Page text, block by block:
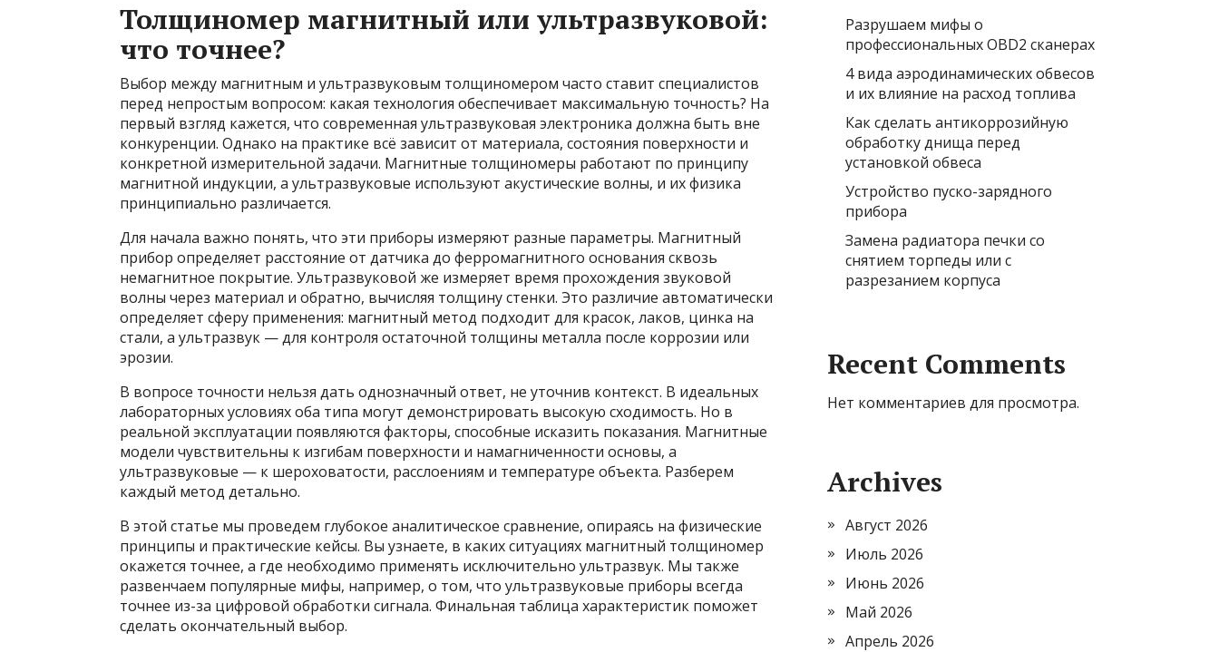
Толщиномер магнитный или ультразвуковой:
что точнее?
Выбор между магнитным и ультразвуковым толщиномером часто ставит специалистов
перед непростым вопросом: какая технология обеспечивает максимальную точность? На
первый взгляд кажется, что современная ультразвуковая электроника должна быть вне
конкуренции. Однако на практике всё зависит от материала, состояния поверхности и
конкретной измерительной задачи. Магнитные толщиномеры работают по принципу
магнитной индукции, а ультразвуковые используют акустические волны, и их физика
принципиально различается.
Для начала важно понять, что эти приборы измеряют разные параметры. Магнитный
прибор определяет расстояние от датчика до ферромагнитного основания сквозь
немагнитное покрытие. Ультразвуковой же измеряет время прохождения звуковой
волны через материал и обратно, вычисляя толщину стенки. Это различие автоматически
определяет сферу применения: магнитный метод подходит для красок, лаков, цинка на
стали, а ультразвук — для контроля остаточной толщины металла после коррозии или
эрозии.
В вопросе точности нельзя дать однозначный ответ, не уточнив контекст. В идеальных
лабораторных условиях оба типа могут демонстрировать высокую сходимость. Но в
реальной эксплуатации появляются факторы, способные исказить показания. Магнитные
модели чувствительны к изгибам поверхности и намагниченности основы, а
ультразвуковые — к шероховатости, расслоениям и температуре объекта. Разберем
каждый метод детально.
В этой статье мы проведем глубокое аналитическое сравнение, опираясь на физические
принципы и практические кейсы. Вы узнаете, в каких ситуациях магнитный толщиномер
окажется точнее, а где необходимо применять исключительно ультразвук. Мы также
развенчаем популярные мифы, например, о том, что ультразвуковые приборы всегда
точнее из-за цифровой обработки сигнала. Финальная таблица характеристик поможет
сделать окончательный выбор.
Разрушаем мифы о
профессиональных OBD2 сканерах
4 вида аэродинамических обвесов
и их влияние на расход топлива
Как сделать антикоррозийную
обработку днища перед
установкой обвеса
Устройство пуско-зарядного
прибора
Замена радиатора печки со
снятием торпеды или с
разрезанием корпуса
Recent Comments
Нет комментариев для просмотра.
Archives
Август 2026
Июль 2026
Июнь 2026
Май 2026
Апрель 2026